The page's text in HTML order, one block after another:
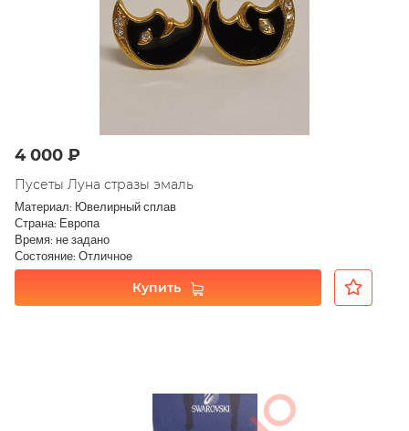
4 000 ₽
Пусеты Луна стразы эмаль
Материал: Ювелирный сплав
Страна: Европа
Время: не задано
Состояние: Отличное
Купить